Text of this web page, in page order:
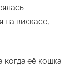
на вискасе,
её кошка